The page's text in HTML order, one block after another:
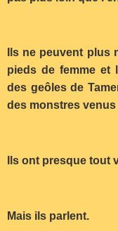
Ils ne peuvent plus
pieds de femme et
des geôles de
des monstres
Ils ont presque tout
Mais ils parlent.